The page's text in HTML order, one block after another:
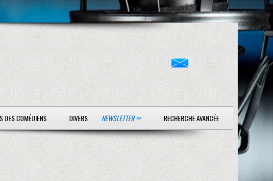
DES COMÉDIENS DIVERS NEWSLETTER >> RECHERCHE AVANCÉE